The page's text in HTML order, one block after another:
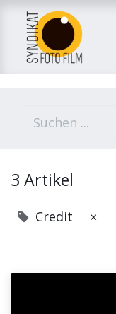
3 Artikel
Credit ×